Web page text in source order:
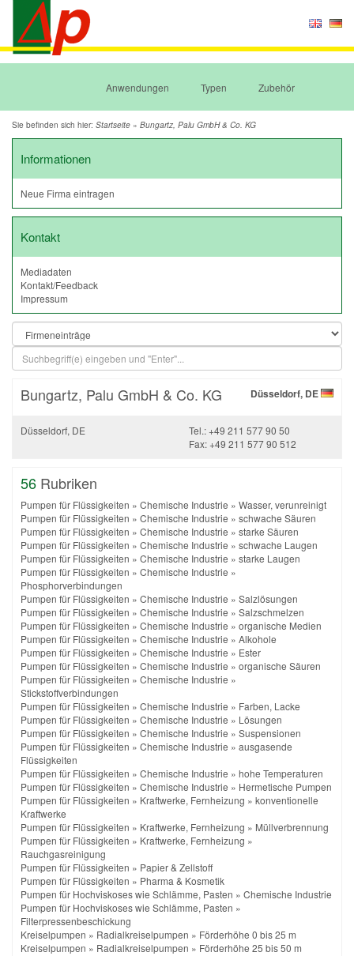
Anwendungen Typen Zubehör
Sie befinden sich hier: Startseite » Bungartz, Palu GmbH & Co. KG
Informationen
Neue Firma eintragen
Kontakt
Mediadaten
Kontakt/Feedback
Impressum
Düsseldorf, DE
Bungartz, Palu GmbH & Co. KG
Düsseldorf, DE
Tel.: +49 211 577 90 50
Fax: +49 211 577 90 512
56 Rubriken
Pumpen für Flüssigkeiten » Chemische Industrie » Wasser, verunreinigt
Pumpen für Flüssigkeiten » Chemische Industrie » schwache Säuren
Pumpen für Flüssigkeiten » Chemische Industrie » starke Säuren
Pumpen für Flüssigkeiten » Chemische Industrie » schwache Laugen
Pumpen für Flüssigkeiten » Chemische Industrie » starke Laugen
Pumpen für Flüssigkeiten » Chemische Industrie »
Phosphorverbindungen
Pumpen für Flüssigkeiten » Chemische Industrie » Salzlösungen
Pumpen für Flüssigkeiten » Chemische Industrie » Salzschmelzen
Pumpen für Flüssigkeiten » Chemische Industrie » organische Medien
Pumpen für Flüssigkeiten » Chemische Industrie » Alkohole
Pumpen für Flüssigkeiten » Chemische Industrie » Ester
Pumpen für Flüssigkeiten » Chemische Industrie » organische Säuren
Pumpen für Flüssigkeiten » Chemische Industrie »
Stickstoffverbindungen
Pumpen für Flüssigkeiten » Chemische Industrie » Farben, Lacke
Pumpen für Flüssigkeiten » Chemische Industrie » Lösungen
Pumpen für Flüssigkeiten » Chemische Industrie » Suspensionen
Pumpen für Flüssigkeiten » Chemische Industrie » ausgasende
Flüssigkeiten
Pumpen für Flüssigkeiten » Chemische Industrie » hohe Temperaturen
Pumpen für Flüssigkeiten » Chemische Industrie » Hermetische Pumpen
Pumpen für Flüssigkeiten » Kraftwerke, Fernheizung » konventionelle
Kraftwerke
Pumpen für Flüssigkeiten » Kraftwerke, Fernheizung » Müllverbrennung
Pumpen für Flüssigkeiten » Kraftwerke, Fernheizung »
Rauchgasreinigung
Pumpen für Flüssigkeiten » Papier & Zellstoff
Pumpen für Flüssigkeiten » Pharma & Kosmetik
Pumpen für Hochviskoses wie Schlämme, Pasten » Chemische Industrie
Pumpen für Hochviskoses wie Schlämme, Pasten »
Filterpressenbeschickung
Kreiselpumpen » Radialkreiselpumpen » Förderhöhe 0 bis 25 m
Kreiselpumpen » Radialkreiselpumpen » Förderhöhe 25 bis 50 m